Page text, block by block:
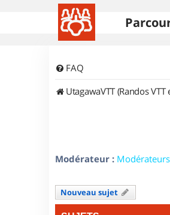
FAQ
UtagawaVTT (Randos VTT
Modérateur :
Nouveau sujet